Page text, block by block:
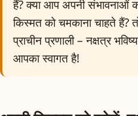
हैं? क्या आप अपनी संभावनाओं
किस्मत को चमकाना चाहते हैं?
प्राचीन प्रणाली – नक्षत्र
आपका स्वागत है!